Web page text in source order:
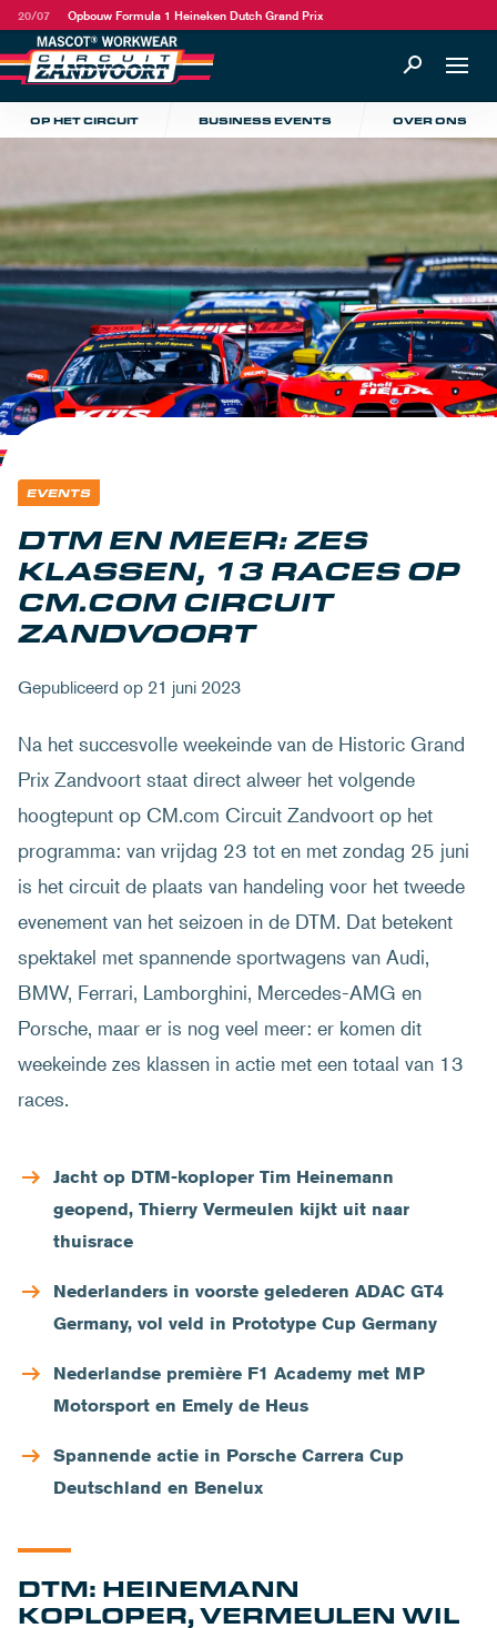
20/07 Opbouw Formula 1 Heineken Dutch Grand Prix
OP HET CIRCUIT BUSINESS EVENTS OVER ONS
EVENTS
DTM EN MEER: ZES
KLASSEN, 13 RACES OP
CM.COM CIRCUIT
ZANDVOORT
Gepubliceerd op 21 juni 2023
Na het succesvolle weekeinde van de Historic Grand
Prix Zandvoort staat direct alweer het volgende
hoogtepunt op CM.com Circuit Zandvoort op het
programma: van vrijdag 23 tot en met zondag 25 juni
is het circuit de plaats van handeling voor het tweede
evenement van het seizoen in de DTM. Dat betekent
spektakel met spannende sportwagens van Audi,
BMW, Ferrari, Lamborghini, Mercedes-AMG en
Porsche, maar er is nog veel meer: er komen dit
weekeinde zes klassen in actie met een totaal van 13
races.
Jacht op DTM-koploper Tim Heinemann
geopend, Thierry Vermeulen kijkt uit naar
thuisrace
Nederlanders in voorste gelederen ADAC GT4
Germany, vol veld in Prototype Cup Germany
Nederlandse première F1 Academy met MP
Motorsport en Emely de Heus
Spannende actie in Porsche Carrera Cup
Deutschland en Benelux
DTM: HEINEMANN
KOPLOPER, VERMEULEN WIL